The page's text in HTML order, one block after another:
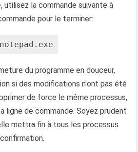
utilisez la commande suivante à
pour le terminer:
du programme en douceur,
si des modifications n'ont pas été
de force le même processus,
ligne de commande. Soyez prudent
mettra fin à tous les processus